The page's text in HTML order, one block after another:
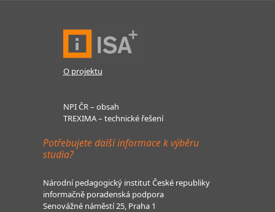
O projektu
NPI ČR – obsah
TREXIMA – technické řešení
Potřebujete další informace k výběru
studia?
Národní pedagogický institut České republiky
informačně poradenská podpora
Senovážné náměstí 25, Praha 1